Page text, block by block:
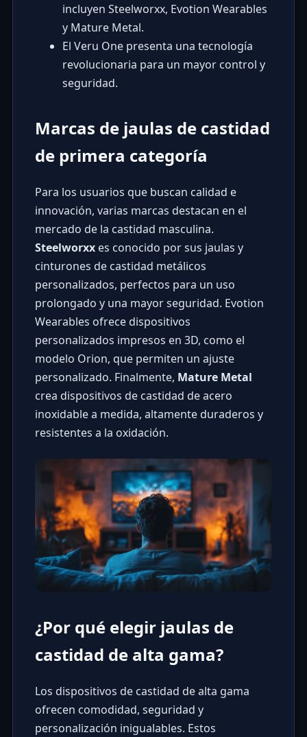
incluyen Steelworxx, Evotion Wearables
y Mature Metal.
El Veru One presenta una tecnología
revolucionaria para un mayor control y
seguridad.
Marcas de jaulas de castidad
de primera categoría
Para los usuarios que buscan calidad e
innovación, varias marcas destacan en el
mercado de la castidad masculina.
Steelworxxes conocido por sus jaulas y
cinturones de castidad metálicos
personalizados, perfectos para un uso
prolongado y una mayor seguridad. Evotion
Wearables ofrece dispositivos
personalizados impresos en 3D, como el
modelo Orion, que permiten un ajuste
personalizado. Finalmente, Mature Metal
crea dispositivos de castidad de acero
inoxidable a medida, altamente duraderos y
resistentes a la oxidación.
¿Por qué elegir jaulas de
castidad de alta gama?
Los dispositivos de castidad de alta gama
ofrecen comodidad, seguridad y
personalización inigualables. Estos